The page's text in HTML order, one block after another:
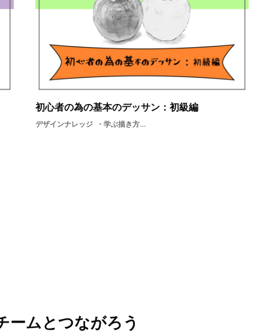
初心者の為の基本のデッサン：初級編
デザインナレッジ 学ぶ描き方画力美術講座デッサン初心者受験基礎基礎知識
ームとつながろう